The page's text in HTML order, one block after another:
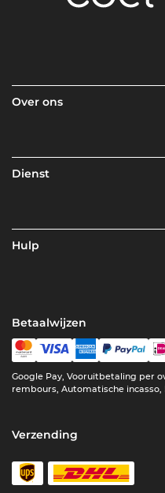
Over ons
Dienst
Hulp
Betaalwijzen
Google Pay, Vooruitbetaling per
rembours, Automatische
Verzending